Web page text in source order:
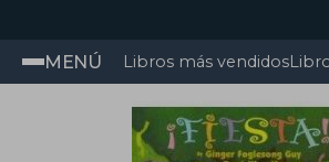
MENÚ Libros más vendidos